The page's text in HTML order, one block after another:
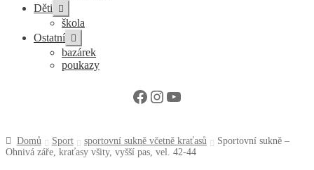
Děti
Expand
child
menu
škola
Ostatní Expand
child
menu
bazárek
poukazy
Facebook
Instagram
YouTube
Domů Sport sportovní sukně včetně kraťasů
Sportovní sukně –
Ohnivá záře, kraťasy všity, vyšší pas, vel. 42-44